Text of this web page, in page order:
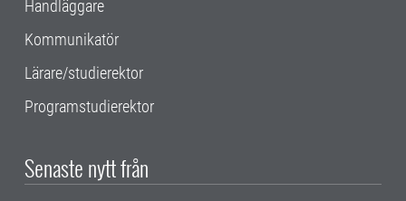
Handläggare
Kommunikatör
Lärare/studierektor
Programstudierektor
Senaste nytt från